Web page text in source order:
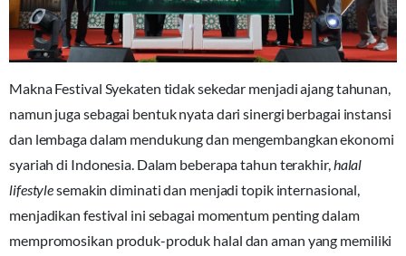
Makna Festival Syekaten tidak sekedar menjadi ajang tahunan,
namun juga sebagai bentuk nyata dari sinergi berbagai instansi
dan lembaga dalam mendukung dan mengembangkan ekonomi
syariah di Indonesia. Dalam beberapa tahun terakhir,halal
lifestylesemakin diminati dan menjadi topik internasional,
menjadikan festival ini sebagai momentum penting dalam
mempromosikan produk-produk halal dan aman yang memiliki